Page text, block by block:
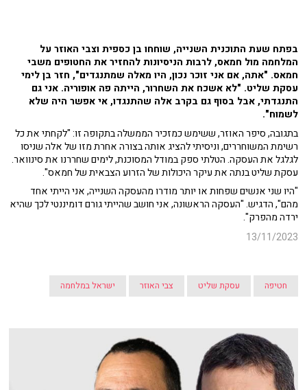
בפתח שעת התוכנית השנייה, שוחחו בן כספית וצבי האוזר על
המלחמה מול חמאס, לרבות הניסיונות להחזיר את החטופים משבי
חמאס. "אתה, אם אני זוכר נכון, היו מאלה שמתנגדים", חזר בן לימי
עסקת שליט. "לא אשכח את השחרור, הייתה פה אופוריה. אני גם
התנגדתי, אבל בסוף גם בקרב אלה שהתנגדו, אי אפשר היה שלא
לשמוח".
בתגובה, סיפר האוזר, ששימש כמזכיר הממשלה בתקופה זו: "לקחתי את כל
רשימת המשוחררים, וניסיתי להציג אותה בצורה אחרת מזו של אלה שניסו
לגלגל את העסקה. הטלתי ספק במודל המסוכנת, לימים שחררנו את סינוואר.
עסקת שליט בנתה את עיקר היכולות של הזרוע הצבאית של חמאס".
"היו שני אנשים שפחות או יותר מודרו מהעסקה השנייה, אני הייתי אחד
מהם", הדגיש. "העסקה הראשונה, אני חושב שהייתי גורם דומיננטי לכך שהיא
ירדה מהפרק".
13/11/2023
חטיפה עסקת שליט צבי האוזר ישראל במלחמה